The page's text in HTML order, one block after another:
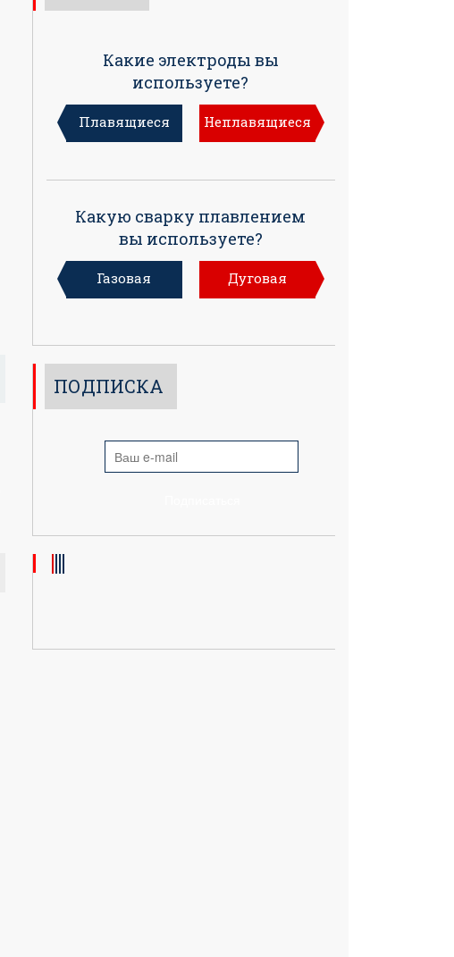
Какие электроды вы
используете?
Плавящиеся Неплавящиеся
Какую сварку плавлением
вы используете?
Газовая Дуговая
ПОДПИСКА